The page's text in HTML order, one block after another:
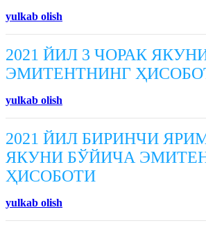
yulkab olish
2021 ЙИЛ 3 ЧОРАК
ЭМИТЕНТНИНГ
yulkab olish
2021 ЙИЛ БИРИНЧИ
ЯКУНИ БЎЙИЧА
ҲИСОБОТИ
yulkab olish